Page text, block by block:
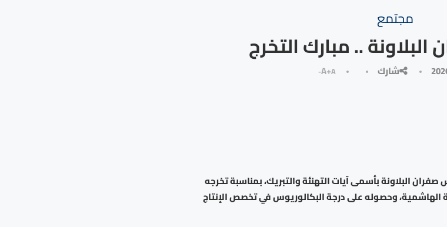
مجتمع
.. مبارك التخرج
شارك A+A-
البلاونة بأسمى آيات التهنئة والتبريك، بمناسبة تخرجه
وحصوله على درجة البكالوريوس في تخصص الإنتاج